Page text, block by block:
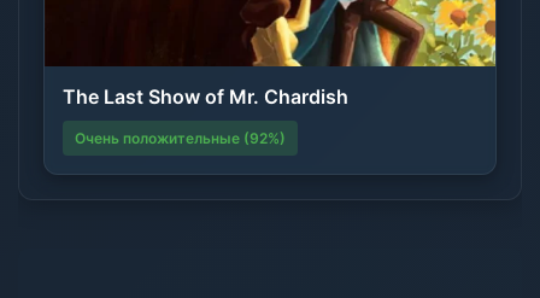
The Last Show of Mr. Chardish
Очень положительные (92%)